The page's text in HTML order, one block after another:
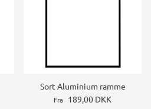
Sort Aluminium ramme
Fra 189,00 DKK